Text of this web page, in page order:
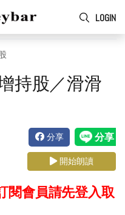
LOGIN
持股／滑滑
分享
開始朗讀
閱會員請先登入取